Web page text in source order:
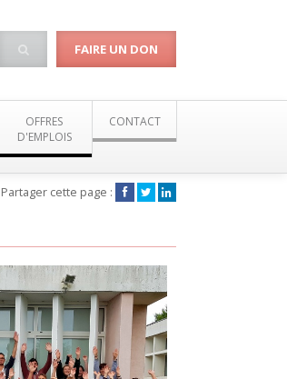
FAIRE UN DON
OFFRES
D'EMPLOIS
CONTACT
Partager cette page :